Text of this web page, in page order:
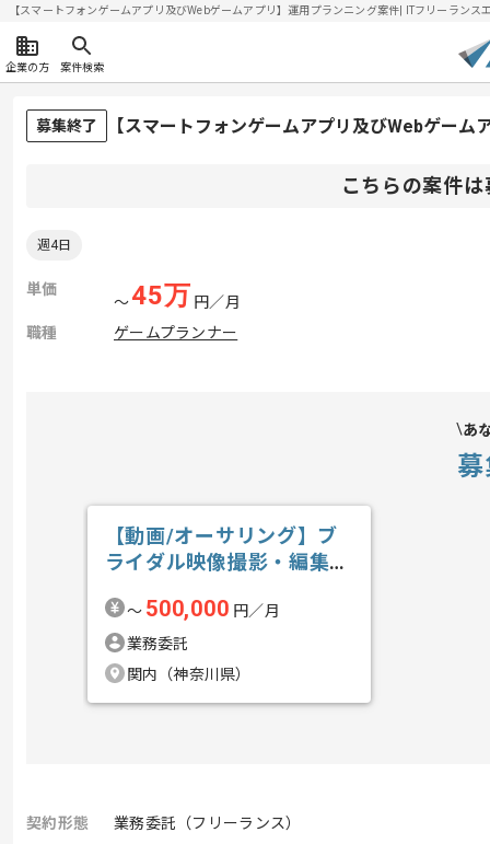
【スマートフォンゲームアプリ及びWebゲームアプリ】運用プランニング案件| ITフリーラン
企業の方 案件検索
募集終了 【スマートフォンゲームアプリ及びWebゲー
こちらの案件
週4日
単価
〜45万 円／月
職種
ゲームプランナー
あ
【動画/オーサリング】ブ
ライダル映像撮影・編集の
〜 500,000 円／月
業務委託
関内（神奈川県）
契約形態
業務委託（フリーランス）